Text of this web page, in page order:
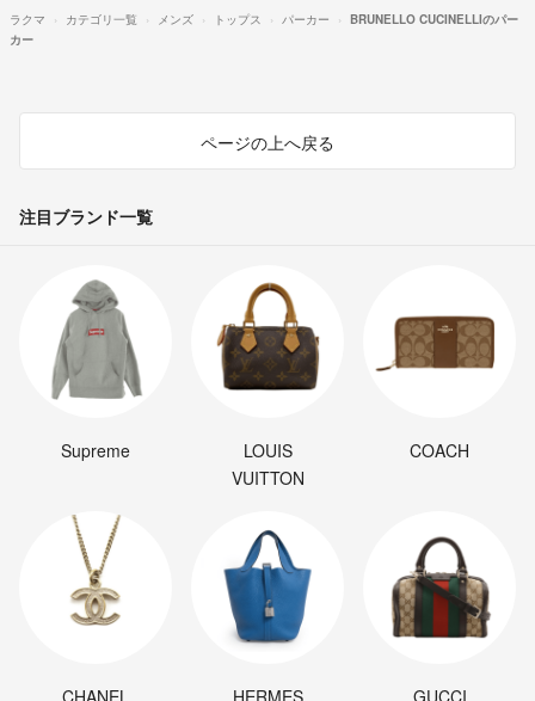
ラクマ
カテゴリ一覧 メンズ トップス パーカー
BRUNELLO CUCINELLIのパー
カー
ページの上へ戻る
注目ブランド一覧
Supreme
LOUIS
VUITTON
COACH
CHANEL HERMES GUCCI